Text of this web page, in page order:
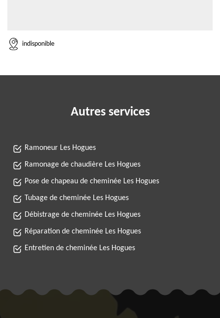
indisponible
Autres services
Ramoneur Les Hogues
Ramonage de chaudière Les Hogues
Pose de chapeau de cheminée Les Hogues
Tubage de cheminée Les Hogues
Débistrage de cheminée Les Hogues
Réparation de cheminée Les Hogues
Entretien de cheminée Les Hogues